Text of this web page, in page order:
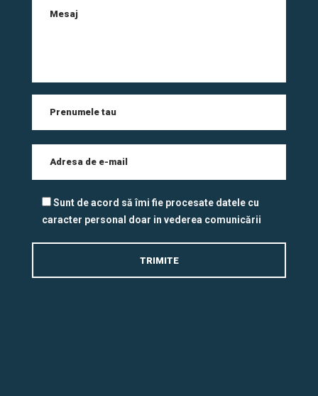
Sunt de acord să îmi fie procesate datele cu
caracter personal doar in vederea comunicării